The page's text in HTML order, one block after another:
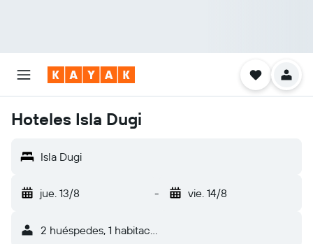
Hoteles Isla Dugi
Isla Dugi
jue. 13/8 - vie. 14/8
2 huéspedes, 1 habitación